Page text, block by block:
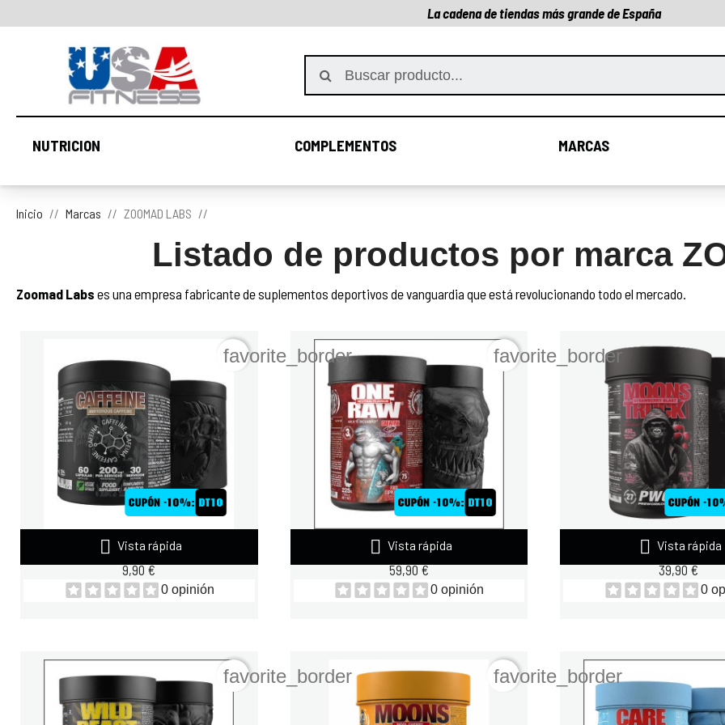
La cadena de tiendas más grande de España
NUTRICION COMPLEMENTOS MARCAS
COMPLEMENTOS MARCAS
Inicio Marcas ZOOMAD LABS
Listado de productos por marca
Zoomad Labs es una empresa fabricante de suplementos deportivos de vanguardia que está revolucionando todo el mercado.
 Vista rápida
ZOOMAD CAFFEINE 60 CAPS 100 MG
9,90 €
0 opinión
favorite_border
 Vista rápida
ZOOMAD ONE RAW KREALKALYN...
59,90 €
0 opinión
favorite_border
 Vista rápida
ZOOMAD MOONSTRUCK
39,90 €
0
favorite_border favorite_border